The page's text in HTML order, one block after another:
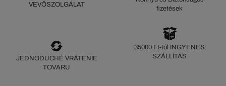
VEVŐSZOLGÁLAT
fizetések
JEDNODUCHÉ VRÁTENIE
TOVARU
35000 Ft-tól INGYENES
SZÁLLÍTÁS